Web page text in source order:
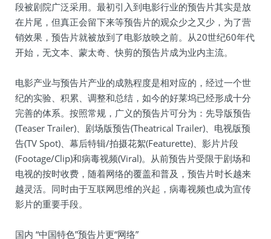
段被剧院广泛采用。最初引入到电影行业的预告片其实是放
在片尾，但真正会留下来等预告片的观众少之又少，为了营
销效果，预告片就被放到了电影放映之前。从20世纪60年代
开始，无文本、蒙太奇、快剪的预告片成为业内主流。
电影产业与预告片产业的成熟程度是相对应的，经过一个世
纪的实验、积累、调整和总结，如今的好莱坞已经形成十分
完善的体系。按照常规，广义的预告片可分为：先导版预告
(Teaser Trailer)、剧场版预告(Theatrical Trailer)、电视版预
告(TV Spot)、幕后特辑/拍摄花絮(Featurette)、影片片段
(Footage/Clip)和病毒视频(Viral)。从前预告片受限于剧场和
电视的按时收费，随着网络的覆盖和普及，预告片时长越来
越灵活。同时由于互联网思维的兴起，病毒视频也成为宣传
影片的重要手段。
国内 “中国特色”预告片更“网络”